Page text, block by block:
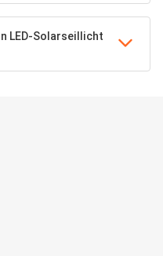
LED-Solarseillicht